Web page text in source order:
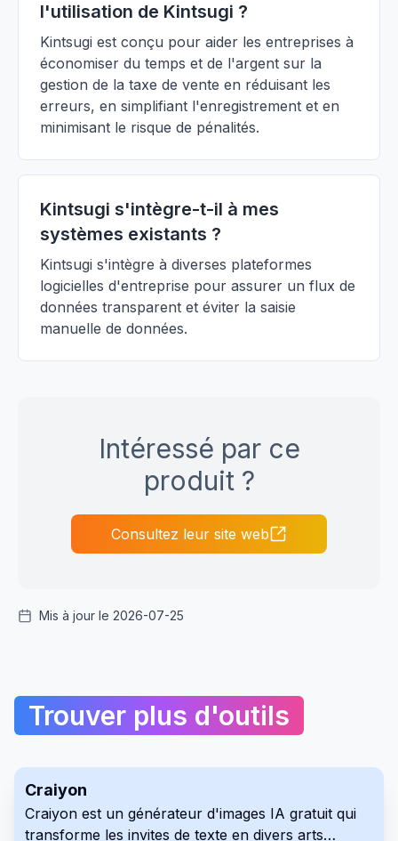
l'utilisation de Kintsugi ?
Kintsugi est conçu pour aider les entreprises à
économiser du temps et de l'argent sur la
gestion de la taxe de vente en réduisant les
erreurs, en simplifiant l'enregistrement et en
minimisant le risque de pénalités.
Kintsugi s'intègre-t-il à mes
systèmes existants ?
Kintsugi s'intègre à diverses plateformes
logicielles d'entreprise pour assurer un flux de
données transparent et éviter la saisie
manuelle de données.
Intéressé par ce
produit ?
Consultez leur site web
Mis à jour le 2026-07-25
Trouver plus d'outils
Craiyon
Craiyon est un générateur d'images IA gratuit qui
transforme les invites de texte en divers arts